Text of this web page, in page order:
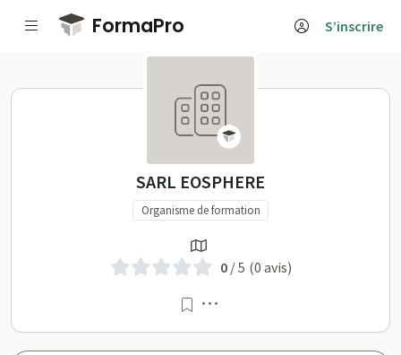
Passer au contenu principal
FormaPro S’inscrire
SARL EOSPHERE sur
SARL EOSPHERE
Organisme de formation
0/ 5 (0 avis)